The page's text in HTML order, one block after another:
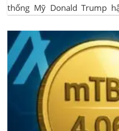
thống Mỹ Donald Trump
dịch Mỹ (SEC) để xin phê